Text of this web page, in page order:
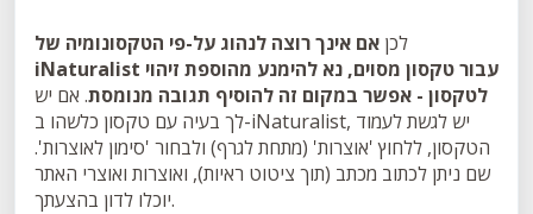
לכן אם אינך רוצה לנהוג על-פי הטקסונומיה של
iNaturalist עבור טקסון מסוים, נא להימנע מהוספת זיהוי
לטקסון - אפשר במקום זה להוסיף תגובה מנומסת. אם יש
לך בעיה עם טקסון כלשהו ב-iNaturalist, יש לגשת לעמוד
הטקסון, ללחוץ 'אוצרות' (מתחת לגרף) ולבחור 'סימון לאוצרות'.
שם ניתן לכתוב מכתב (תוך ציטוט ראיות), ואוצרות ואוצרי האתר
יוכלו לדון בהצעתך.